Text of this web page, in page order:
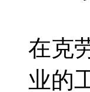
在克
业的